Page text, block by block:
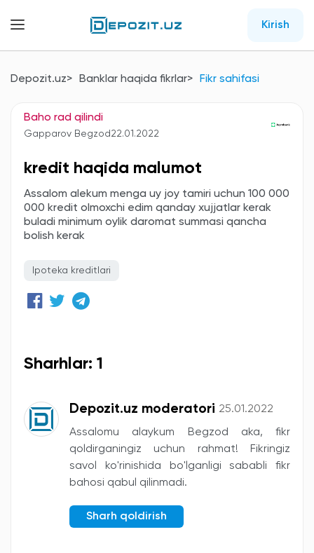
Kirish
Depozit.uz Banklar haqida fikrlar Fikr sahifasi
Baho rad qilindi
Gapparov Begzod 22.01.2022
kredit haqida malumot
Assalom alekum menga uy joy tamiri uchun 100 000
000 kredit olmoxchi edim qanday xujjatlar kerak
buladi minimum oylik daromat summasi qancha
bolish kerak
Ipoteka kreditlari
Sharhlar: 1
Depozit.uz moderatori 25.01.2022
Assalomu alaykum Begzod aka, fikr
qoldirganingiz uchun rahmat! Fikringiz
savol ko'rinishida bo'lganligi sababli fikr
bahosi qabul qilinmadi.
Sharh qoldirish